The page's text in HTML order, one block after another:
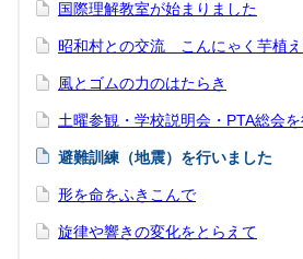
国際理解教室が始まりました
昭和村との交流 こんにゃく芋植
風とゴムの力のはたらき
土曜参観・学校説明会・PTA総会
避難訓練（地震）を行いました
形を命をふきこんで
旋律や響きの変化をとらえて